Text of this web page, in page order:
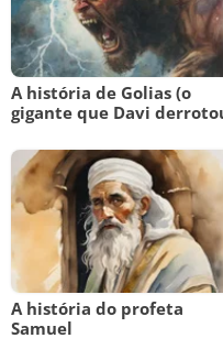
A história de Golias (o
gigante que Davi
A história do profeta
Samuel